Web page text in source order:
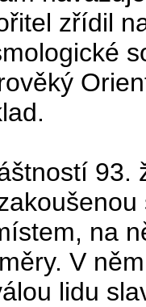
zřídil
93.
na
V
lidu